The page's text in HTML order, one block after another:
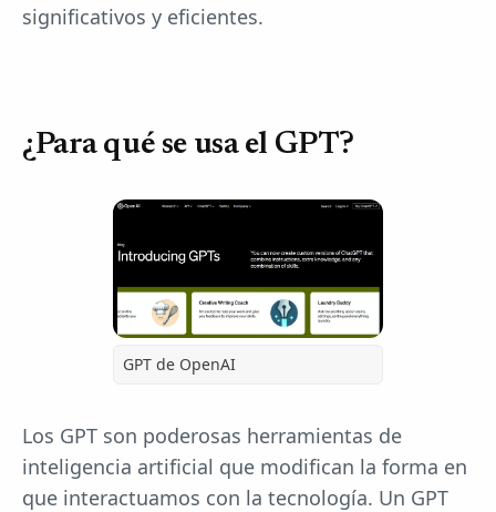
significativos y eficientes.
¿Para qué se usa el GPT?
GPT de OpenAI
Los GPT son poderosas herramientas de
inteligencia artificial que modifican la forma en
que interactuamos con la tecnología. Un GPT